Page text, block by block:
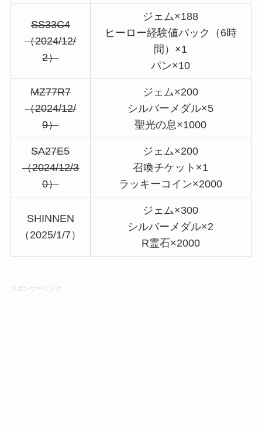
SS33C4
（2024/12/
2）
ジェム×188
ヒーロー経験値パック（6時
間）×1
パン×10
MZ77R7
（2024/12/
9）
ジェム×200
シルバーメダル×5
聖光の息×1000
SA27E5
（2024/12/3
0）
ジェム×200
召喚チケット×1
ラッキーコイン×2000
SHINNEN
（2025/1/7）
ジェム×300
シルバーメダル×2
R霊石×2000
スポンサーリンク